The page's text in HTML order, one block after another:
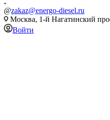
@zakaz@energo-diesel.ru
Москва, 1-й Нагатинский
Войти